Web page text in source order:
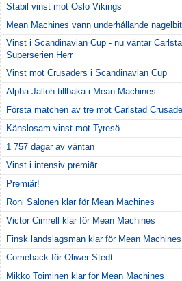
Stabil vinst mot Oslo Vikings
Mean Machines vann underhållande
Vinst i Scandinavian Cup - nu väntar
Superserien Herr
Vinst mot Crusaders i Scandinavian Cup
Alpha Jalloh tillbaka i Mean Machines
Första matchen av tre mot Carlstad
Känslosam vinst mot Tyresö
1 757 dagar av väntan
Vinst i intensiv premiär
Premiär!
Roni Salonen klar för Mean Machines
Victor Cimrell klar för Mean Machines
Finsk landslagsman klar för Mean Machines
Comeback för Oliwer Stedt
Mikko Toiminen klar för Mean Machines